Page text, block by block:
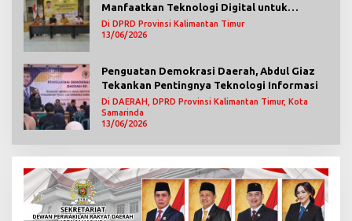
Manfaatkan Teknologi Digital untuk
Mengawasi Jalannya Pemerintahan
Di DPRD Provinsi Kalimantan Timur
13/06/2026
Penguatan Demokrasi Daerah, Abdul Giaz
Tekankan Pentingnya Teknologi Informasi
Di DAERAH, DPRD Provinsi Kalimantan Timur, Kota
Samarinda
13/06/2026